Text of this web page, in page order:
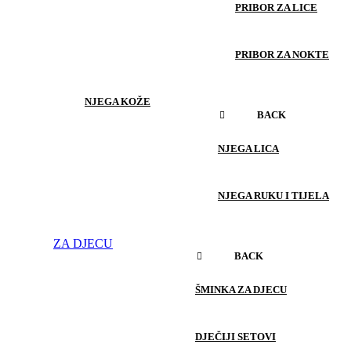
PRIBOR ZA LICE
PRIBOR ZA NOKTE
NJEGA KOŽE
BACK
NJEGA LICA
NJEGA RUKU I TIJELA
ZA DJECU
BACK
ŠMINKA ZA DJECU
DJEČIJI SETOVI